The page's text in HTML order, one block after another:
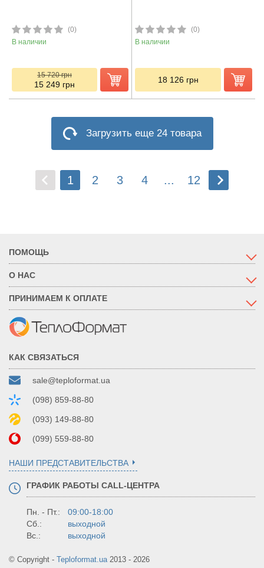
(0)
В наличии
15 720грн
15 249 грн
(0)
В наличии
18 126 грн
Загрузить еще 24 товара
1 2 3 4 ... 12
ПОМОЩЬ
О НАС
ПРИНИМАЕМ К ОПЛАТЕ
КАК СВЯЗАТЬСЯ
sale@teploformat.ua
(098) 859-88-80
(093) 149-88-80
(099) 559-88-80
НАШИ ПРЕДСТАВИТЕЛЬСТВА
ГРАФИК РАБОТЫ CALL-ЦЕНТРА
Пн. - Пт.:
09:00-18:00
Сб.:
выходной
Вс.:
выходной
© Copyright - Teploformat.ua2013 - 2026